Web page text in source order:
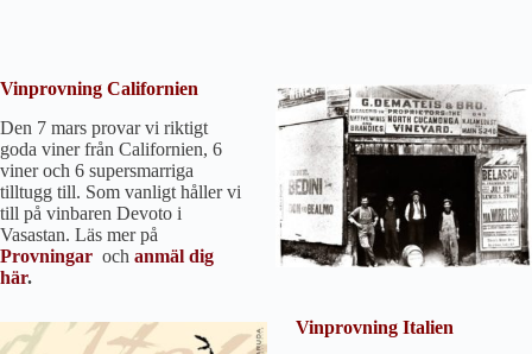
Vinprovning Californien
Den 7 mars provar vi riktigt
goda viner från Californien, 6
viner och 6 supersmarriga
tilltugg till. Som vanligt håller vi
till på vinbaren Devoto i
Vasastan. Läs mer på
Provningar och anmäl dig
här.
Vinprovning Italien